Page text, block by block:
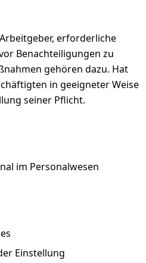
erforderliche
Benachteiligungen zu
gehören dazu. Hat
in geeigneter Weise
seiner Pflicht.
im Personalwesen
Einstellung